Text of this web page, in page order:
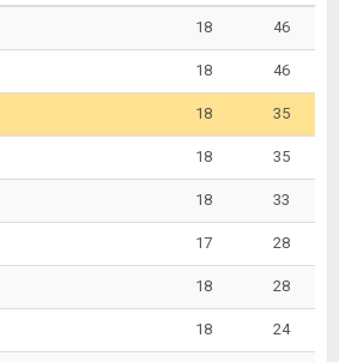
18 46
18 46
18 35
18 35
18 33
17 28
18 28
18 24